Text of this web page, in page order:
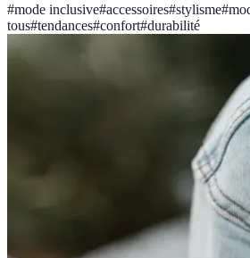
#mode inclusive#accessoires#stylisme#
tous#tendances#confort#durabilité